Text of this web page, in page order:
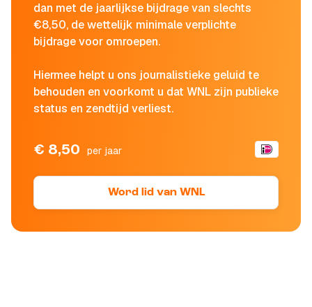
dan met de jaarlijkse bijdrage van slechts
€8,50, de wettelijk minimale verplichte
bijdrage voor omroepen.
Hiermee helpt u ons journalistieke geluid te
behouden en voorkomt u dat WNL zijn publieke
status en zendtijd verliest.
€ 8,50 per jaar
Word lid van WNL